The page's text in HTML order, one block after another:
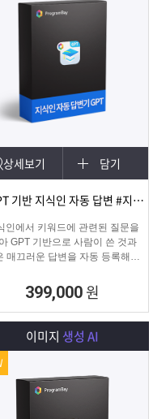
상세보기 담기
#GPT 기반 지식인 자동 답변 #지식인마케팅
인에서 키워드에 관련된 질문을
GPT 기반으로 사람이 쓴 것과
매끄러운 답변을 자동 등록해주
399,000 원
이미지 생성 AI